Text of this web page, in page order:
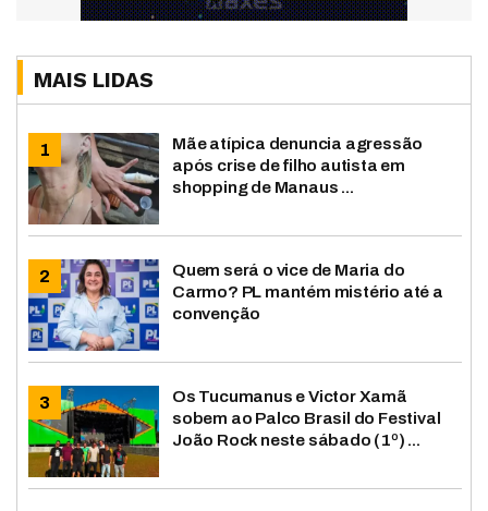
MAIS LIDAS
Mãe atípica denuncia agressão
após crise de filho autista em
shopping de Manaus ...
Quem será o vice de Maria do
Carmo? PL mantém mistério até a
convenção
Os Tucumanus e Victor Xamã
sobem ao Palco Brasil do Festival
João Rock neste sábado (1º) ...